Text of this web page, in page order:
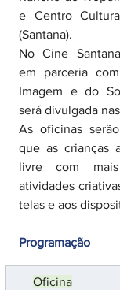
e Centro
(Santana).
No Cine
em parceria
Imagem e do
será divulgada
As oficinas
que as crianças
livre com
atividades
telas e aos
Programação
Oficina